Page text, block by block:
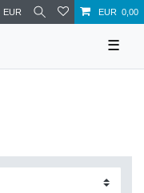
EUR EUR 0,00
☰